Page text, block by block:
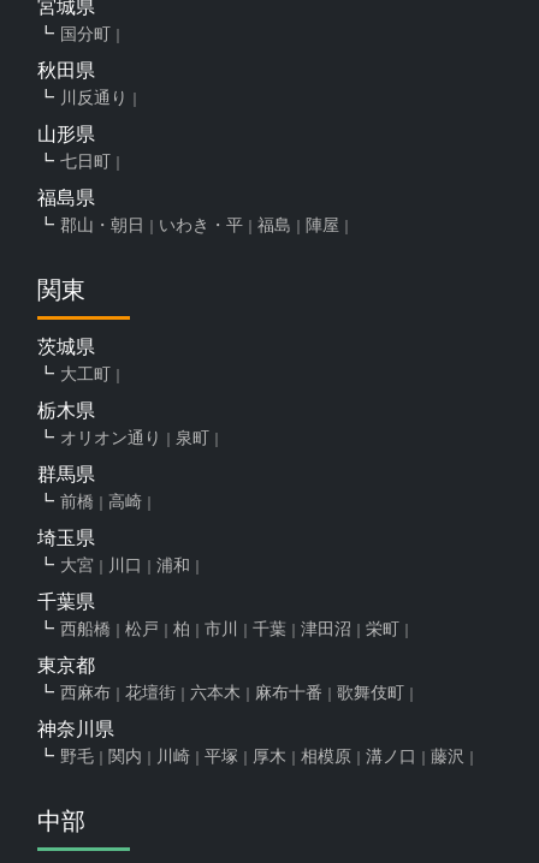
宮城県
国分町
秋田県
川反通り
山形県
七日町
福島県
郡山・朝日 いわき・平 福島 陣屋
関東
茨城県
大工町
栃木県
オリオン通り 泉町
群馬県
前橋 高崎
埼玉県
大宮 川口 浦和
千葉県
西船橋 松戸 柏 市川 千葉 津田沼 栄町
東京都
西麻布 花壇街 六本木 麻布十番 歌舞伎町
神奈川県
野毛 関内 川崎 平塚 厚木 相模原 溝ノ口 藤沢
中部